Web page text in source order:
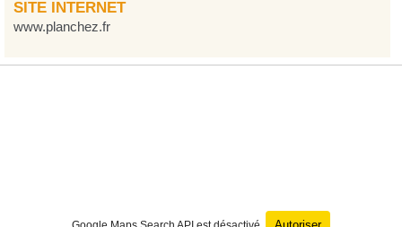
SITE INTERNET
www.planchez.fr